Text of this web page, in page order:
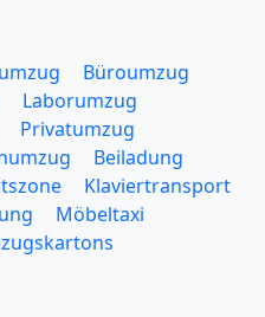
Büroumzug
Laborumzug
Privatumzug
Beiladung
Klaviertransport
Möbeltaxi